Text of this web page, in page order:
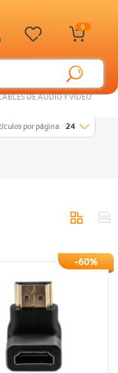
0
DE AUDIO Y VIDEO
por página 24
-60%